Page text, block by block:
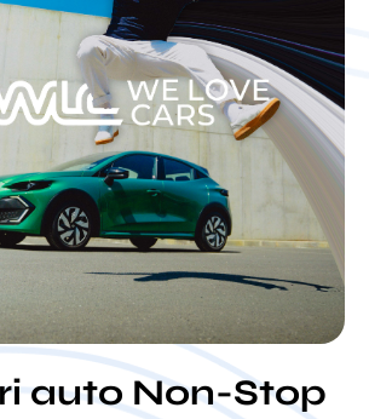
auto Non-Stop